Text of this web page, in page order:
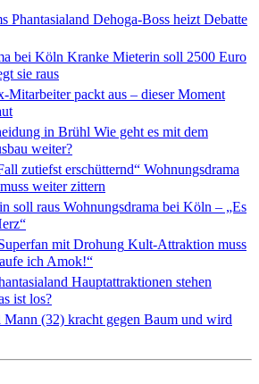
Phantasialand Dehoga-Boss heizt Debatte
bei Köln Kranke Mieterin soll 2500 Euro
sie raus
Mitarbeiter packt aus – dieser Moment
in Brühl Wie geht es mit dem
weiter?
zutiefst erschütternd“ Wohnungsdrama
weiter zittern
soll raus Wohnungsdrama bei Köln – „Es
mit Drohung Kult-Attraktion muss
ich Amok!“
Hauptattraktionen stehen
ist los?
Mann (32) kracht gegen Baum und wird